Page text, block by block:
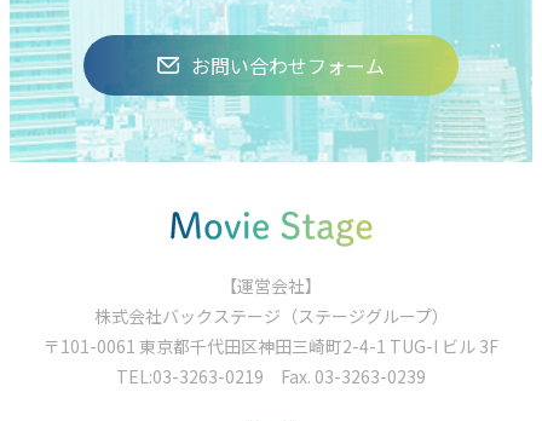
お問い合わせフォーム
【運営会社】
株式会社バックステージ（ステージグループ）
〒101-0061 東京都千代⽥区神⽥三崎町2-4-1 TUG-I ビル 3F
TEL:03-3263-0219 Fax. 03-3263-0239